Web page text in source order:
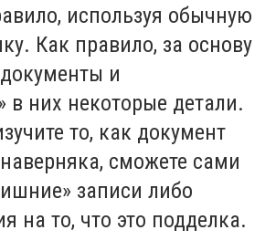
используя обычную
Как правило, за основу
и
в них некоторые детали.
то, как документ
сможете сами
записи либо
на то, что это подделка.